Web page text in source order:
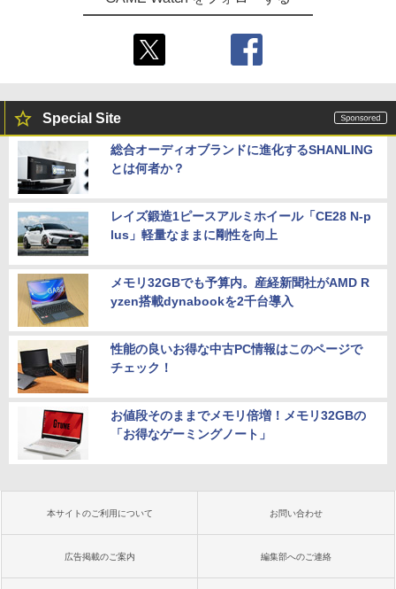
Special Site
総合オーディオブランドに進化するSHANLING
とは何者か？
レイズ鍛造1ピースアルミホイール「CE28 N-p
lus」軽量なままに剛性を向上
メモリ32GBでも予算内。産経新聞社がAMD R
yzen搭載dynabookを2千台導入
性能の良いお得な中古PC情報はこのページで
チェック！
お値段そのままでメモリ倍増！メモリ32GBの
「お得なゲーミングノート」
本サイトのご利用について お問い合わせ
広告掲載のご案内 編集部へのご連絡